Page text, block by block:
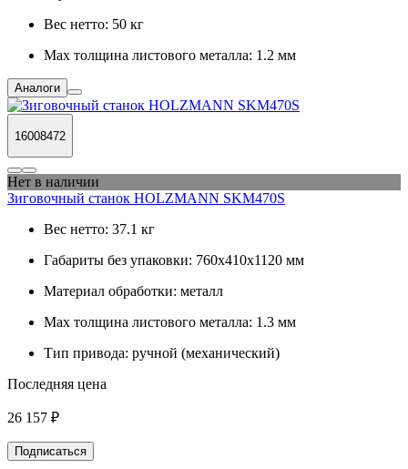
Вес нетто: 50 кг
Max толщина листового металла: 1.2 мм
Аналоги
16008472
Нет в наличии
Зиговочный станок HOLZMANN SKM470S
Вес нетто: 37.1 кг
Габариты без упаковки: 760х410х1120 мм
Материал обработки: металл
Max толщина листового металла: 1.3 мм
Тип привода: ручной (механический)
Последняя цена
26 157 ₽
Подписаться